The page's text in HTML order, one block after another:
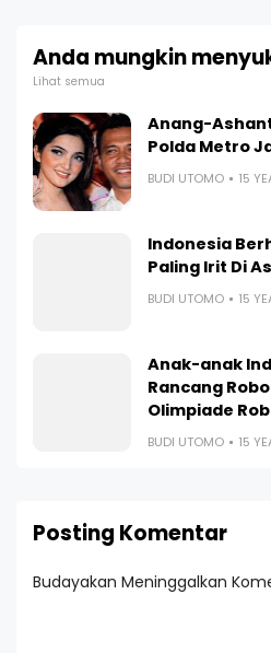
Anda mungkin
Lihat semua
Anang-
Polda Metro
BUDI UTOMO 15
Indonesia
Paling Irit Di
BUDI UTOMO 15
Anak-anak
Rancang
Olimpiade
BUDI UTOMO 15
Posting Komentar
Budayakan Meninggalkan